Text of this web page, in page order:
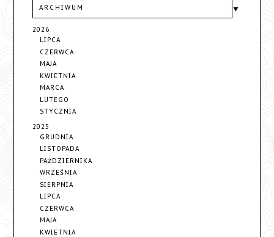
ARCHIWUM
2026
LIPCA
CZERWCA
MAJA
KWIETNIA
MARCA
LUTEGO
STYCZNIA
2025
GRUDNIA
LISTOPADA
PAŹDZIERNIKA
WRZEŚNIA
SIERPNIA
LIPCA
CZERWCA
MAJA
KWIETNIA